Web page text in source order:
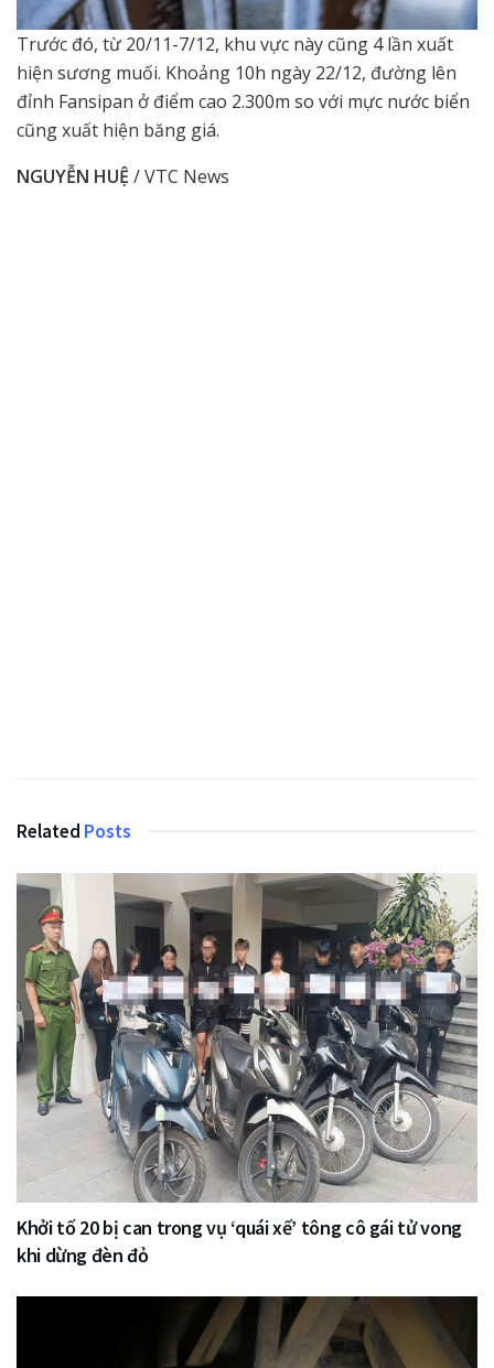
Trước đó, từ 20/11-7/12, khu vực này cũng 4 lần xuất
hiện sương muối. Khoảng 10h ngày 22/12, đường lên
đỉnh Fansipan ở điểm cao 2.300m so với mực nước biển
cũng xuất hiện băng giá.
NGUYỄN HUỆ / VTC News
Related Posts
Khởi tố 20 bị can trong vụ ‘quái xế’ tông cô gái tử vong
khi dừng đèn đỏ